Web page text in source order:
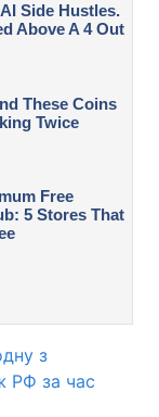
з
РФ за час